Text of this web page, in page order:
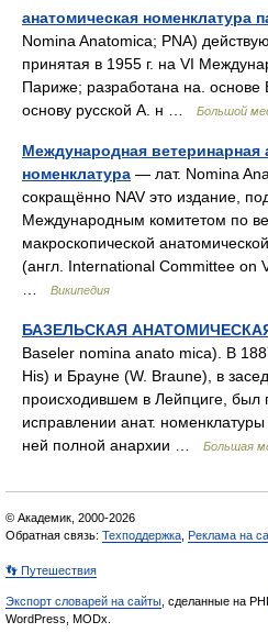
анатомическая номенклатура
Nomina Anatomica; PNA)
принятая в 1955 г. на VI
Париже; разработана на. основе
основу русской А. н …
Большой
Международная ветеринарная
номенклатура — лат. Nomina
сокращённо NAV это издание,
Международным комитетом по
макроскопической
(англ. International Committee on
Википедия
БАЗЕЛЬСКАЯ
Baseler nomina anato mica). В
His) и Брауне (W. Braune), в
происходившем в Лейпциге, был
исправлении анат.
ней полной анархии …
Большая
© Академик, 2000-2026
Обратная связь: Техподдержка Реклама на
👣 Путешествия
Экспорт словарей на сайты , сделанные на
WordPress, MODx.